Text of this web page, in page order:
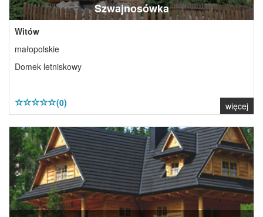
Szwajnosówka
Witów
małopolskie
Domek letniskowy
(0) więcej